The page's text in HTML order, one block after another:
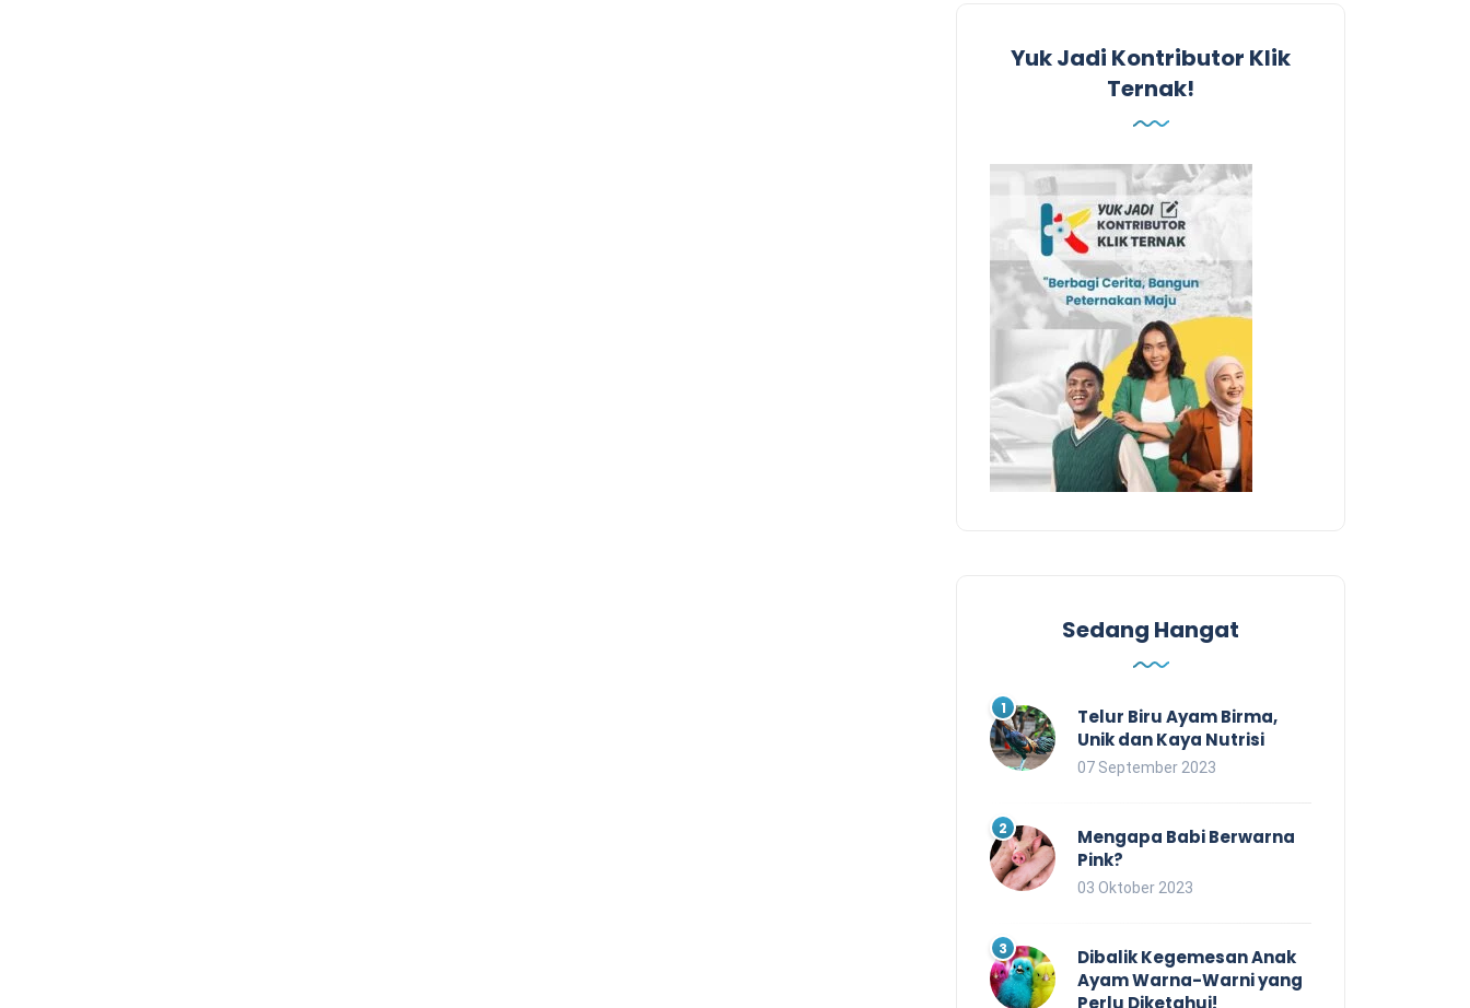
Yuk Jadi Kontributor Klik
Ternak!
Sedang Hangat
Telur Biru Ayam Birma,
Unik dan Kaya Nutrisi
07 September 2023
Mengapa Babi Berwarna
Pink?
03 Oktober 2023
Dibalik Kegemesan Anak
Ayam Warna-Warni yang
Perlu Diketahui!